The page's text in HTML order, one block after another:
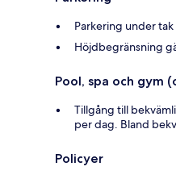
Parkering under
Höjdbegränsning
Pool, spa och gym
Tillgång till
per dag. Bland
Policyer